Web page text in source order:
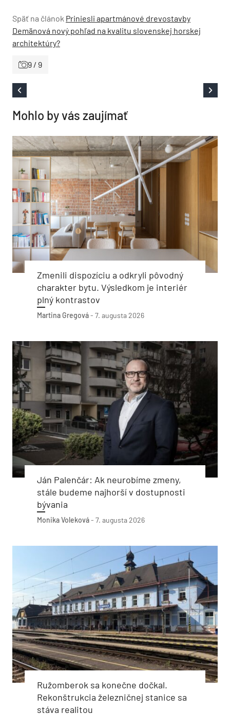
Späť na článok Priniesli apartmánové drevostavby
Demänová nový pohľad na kvalitu slovenskej horskej
architektúry?
9 / 9
Mohlo by vás zaujímať
Zmenili dispozíciu a odkryli pôvodný
charakter bytu. Výsledkom je interiér
plný kontrastov
Martina Gregová- 7. augusta 2026
Ján Palenčár: Ak neurobíme zmeny,
stále budeme najhorší v dostupnosti
bývania
Monika Voleková- 7. augusta 2026
Ružomberok sa konečne dočkal.
Rekonštrukcia železničnej stanice sa
stáva realitou